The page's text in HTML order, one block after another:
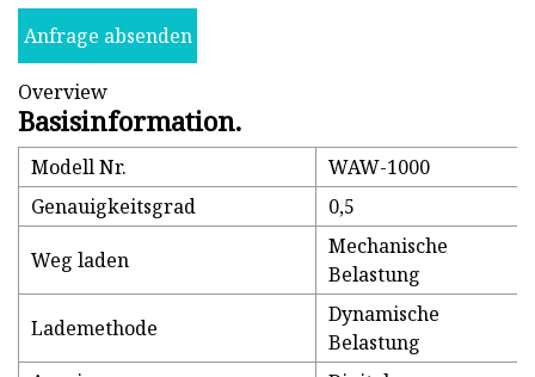
Anfrage absenden
Overview
Basisinformation.
Modell Nr.
WAW-1000
Genauigkeitsgrad
0,5
Weg laden
Mechanische
Belastung
Lademethode
Dynamische
Belastung